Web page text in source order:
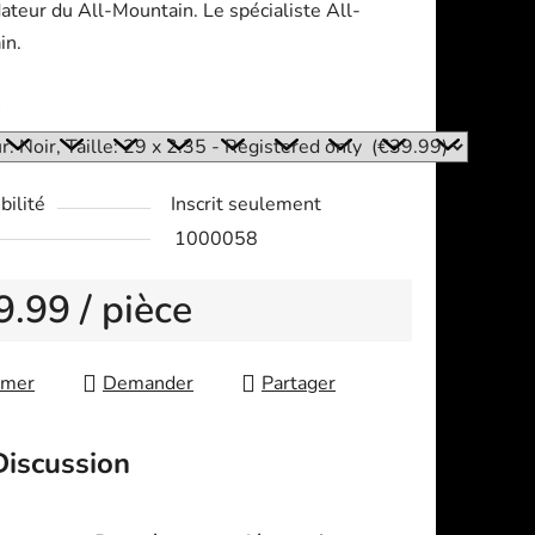
du All-Mountain. Le spécialiste All-
Inscrit seulement
1000058
/ pièce
Demander Partager